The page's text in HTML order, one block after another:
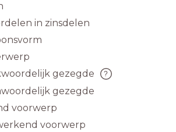
in zinsdelen
gezegde
gezegde
voorwerp
voorwerp